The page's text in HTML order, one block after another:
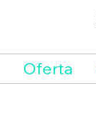
Oferta